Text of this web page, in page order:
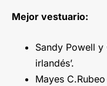
Mejor vestuario:
Sandy Powell y
irlandés’.
Mayes C.Rubeo